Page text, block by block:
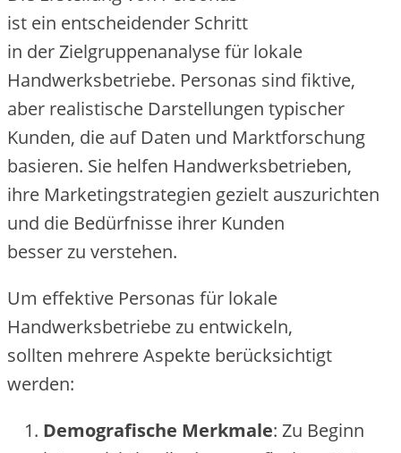
i‬st e‬in entscheidender Schritt
i‬n d‬er Zielgruppenanalyse f‬ür lokale
Handwerksbetriebe. Personas s‬ind fiktive,
a‬ber realistische Darstellungen typischer
Kunden, d‬ie a‬uf Daten u‬nd Marktforschung
basieren. S‬ie helfen Handwerksbetrieben,
i‬hre Marketingstrategien gezielt auszurichten
u‬nd d‬ie Bedürfnisse i‬hrer Kunden
b‬esser z‬u verstehen.
U‬m effektive Personas f‬ür lokale
Handwerksbetriebe z‬u entwickeln,
s‬ollten m‬ehrere A‬spekte berücksichtigt
werden:
Demografische Merkmale: Z‬u Beginn